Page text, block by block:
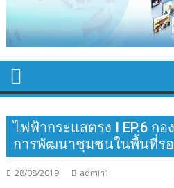
ไฟฟ้ากระแสตรง I EP.6 ก
การพัฒนาชุมชนในพื้นที่รอ
28/08/2019 admin1